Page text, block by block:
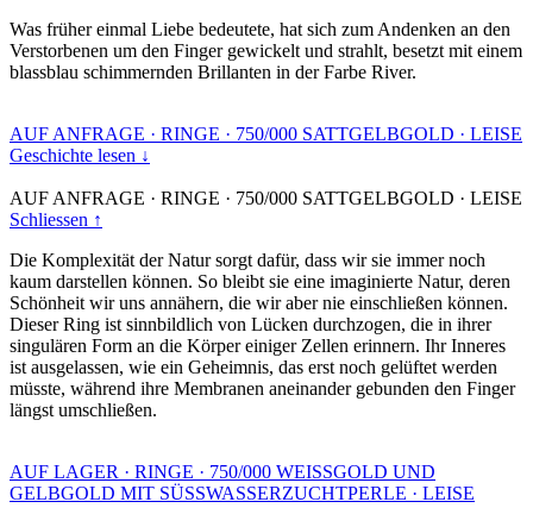
Was früher einmal Liebe bedeutete, hat sich zum Andenken an den
Verstorbenen um den Finger gewickelt und strahlt, besetzt mit einem
blassblau schimmernden Brillanten in der Farbe River.
AUF ANFRAGE · RINGE · 750/000 SATTGELBGOLD · LEISE
Geschichte lesen ↓
AUF ANFRAGE · RINGE · 750/000 SATTGELBGOLD · LEISE
Schliessen ↑
Die Komplexität der Natur sorgt dafür, dass wir sie immer noch
kaum darstellen können. So bleibt sie eine imaginierte Natur, deren
Schönheit wir uns annähern, die wir aber nie einschließen können.
Dieser Ring ist sinnbildlich von Lücken durchzogen, die in ihrer
singulären Form an die Körper einiger Zellen erinnern. Ihr Inneres
ist ausgelassen, wie ein Geheimnis, das erst noch gelüftet werden
müsste, während ihre Membranen aneinander gebunden den Finger
längst umschließen.
AUF LAGER · RINGE · 750/000 WEISSGOLD UND
GELBGOLD MIT SÜSSWASSERZUCHTPERLE · LEISE